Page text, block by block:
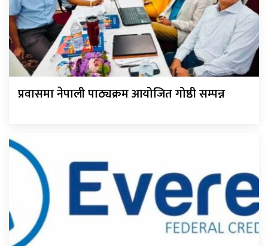
प्रवासमा नेपाली पाठ्यक्रम आयोजित गोष्ठी सम्पन्न